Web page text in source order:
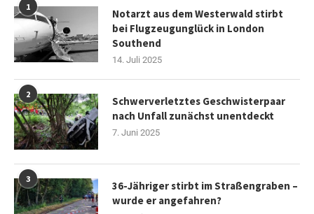
1
Notarzt aus dem Westerwald stirbt
bei Flugzeugunglück in London
Southend
14. Juli 2025
2
Schwerverletztes Geschwisterpaar
nach Unfall zunächst unentdeckt
7. Juni 2025
3
36-Jähriger stirbt im Straßengraben –
wurde er angefahren?